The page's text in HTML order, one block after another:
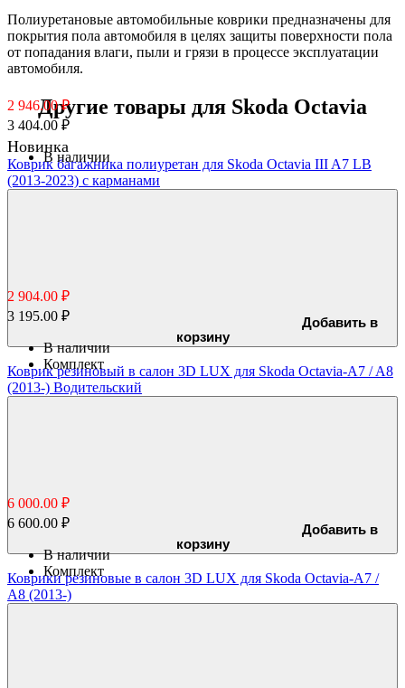
Полиуретановые автомобильные коврики предназначены для
покрытия пола автомобиля в целях защиты поверхности пола
от попадания влаги, пыли и грязи в процессе эксплуатации
автомобиля.
Другие товары для Skoda Octavia
Новинка
Коврик багажника полиуретан для Skoda Octavia III A7 LB
(2013-2023) с карманами
2 946.00 ₽
3 404.00 ₽
В наличии
Добавить в
корзину
Коврик резиновый в салон 3D LUX для Skoda Octavia-A7 / A8
(2013-) Водительский
2 904.00 ₽
3 195.00 ₽
В наличии
Комплект
Добавить в
корзину
Коврики резиновые в салон 3D LUX для Skoda Octavia-A7 /
A8 (2013-)
6 000.00 ₽
6 600.00 ₽
В наличии
Комплект